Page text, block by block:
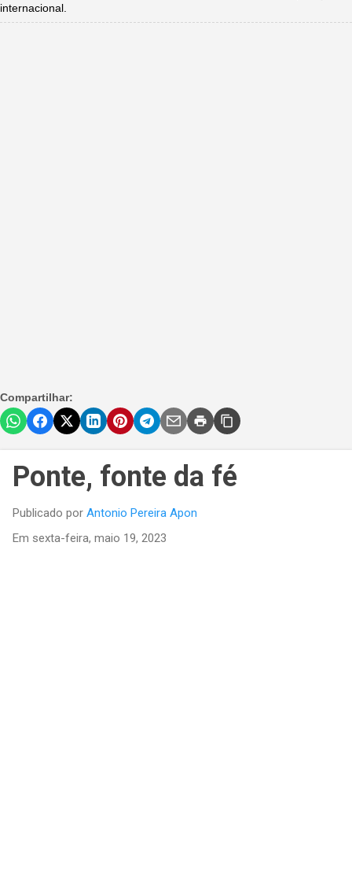
internacional.
Compartilhar:
Ponte, fonte da fé
Publicado por Antonio Pereira Apon
Em sexta-feira, maio 19, 2023